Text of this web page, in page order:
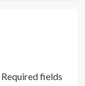
Required fields